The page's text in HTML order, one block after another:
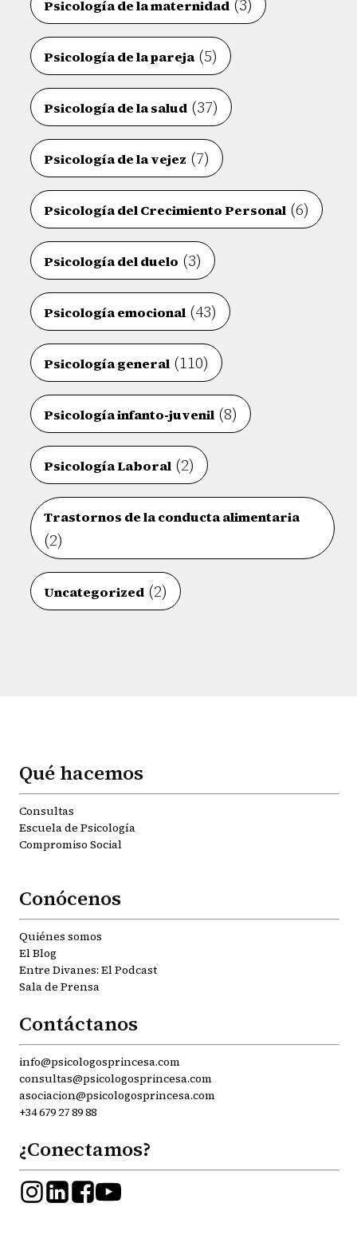
Psicología de la maternidad (3)
Psicología de la pareja(5)
Psicología de la salud (37)
Psicología de la vejez (7)
Psicología del Crecimiento Personal (6)
Psicología del duelo (3)
Psicología emocional (43)
Psicología general (110)
Psicología infanto-juvenil (8)
Psicología Laboral (2)
Trastornos de la conducta alimentaria
(2)
Uncategorized (2)
Qué hacemos
Consultas
Escuela de Psicología
Compromiso Social
Conócenos
Quiénes somos
El Blog
Entre Divanes: El Podcast
Sala de Prensa
Contáctanos
info@psicologosprincesa.com
consultas@psicologosprincesa.com
asociacion@psicologosprincesa.com
+34 679 27 89 88
¿Conectamos?